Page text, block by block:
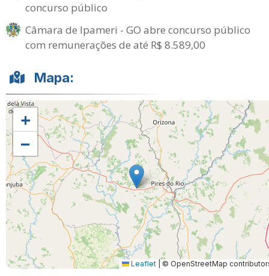
concurso público
Câmara de Ipameri - GO abre concurso público
com remunerações de até R$ 8.589,00
Mapa:
+
−
Leaflet © OpenStreetMap